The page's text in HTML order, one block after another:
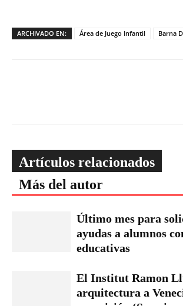
ARCHIVADO EN: Área de Juego Infantil Barna
Artículos relacionados
Más del autor
Último mes para
ayudas a alumnos
educativas
El Institut Ramon
arquitectura a